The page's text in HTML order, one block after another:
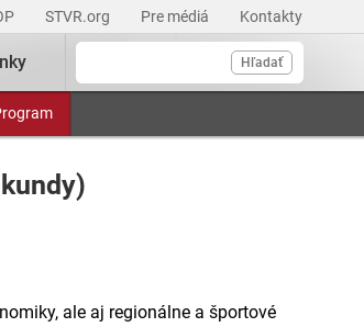
STVR.org Pre médiá Kontakty
Hľadať
ale aj regionálne a športové